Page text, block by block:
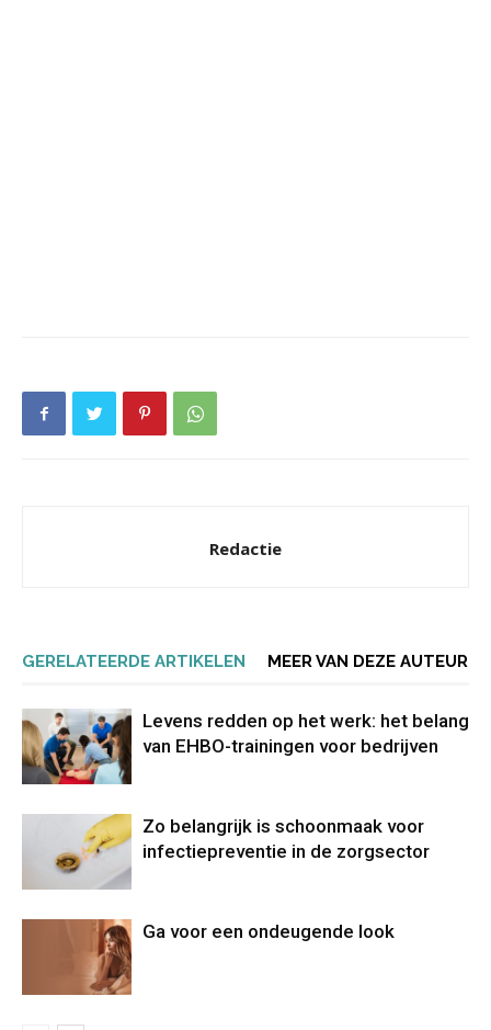
Redactie
GERELATEERDE ARTIKELEN MEER VAN DEZE AUTEUR
Levens redden op het werk: het belang
van EHBO-trainingen voor bedrijven
Zo belangrijk is schoonmaak voor
infectiepreventie in de zorgsector
Ga voor een ondeugende look